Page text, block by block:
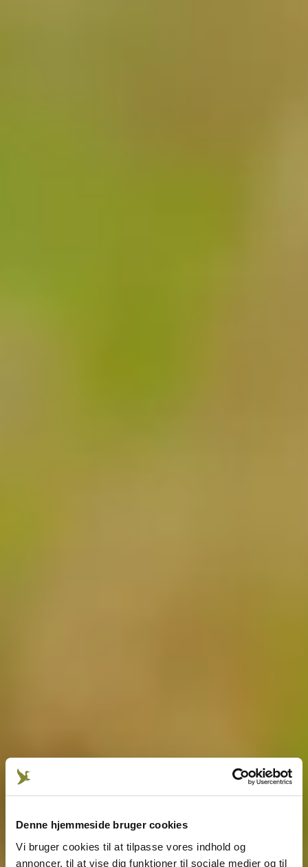
Denne hjemmeside bruger cookies
Vi bruger cookies til at tilpasse vores indhold og
annoncer, til at vise dig funktioner til sociale medier og til